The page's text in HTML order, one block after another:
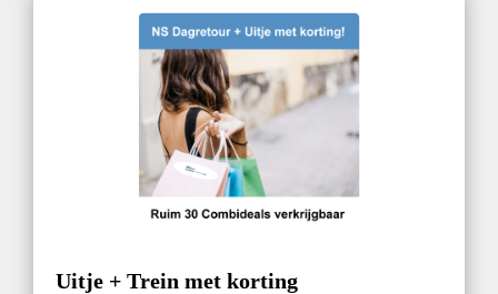
Uitje + Trein met korting